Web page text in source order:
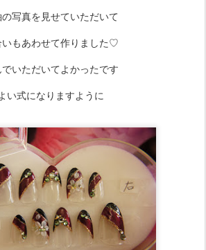
写真を見せていただいて
いもあわせて作りました♡
いただいてよかったです
い式になりますように